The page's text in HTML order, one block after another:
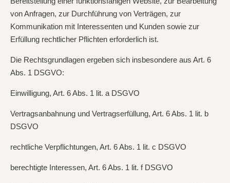
von Anfragen, zur Durchführung von Verträgen, zur
Kommunikation mit Interessenten und Kunden sowie zur
Erfüllung rechtlicher Pflichten erforderlich ist.
Die Rechtsgrundlagen ergeben sich insbesondere aus Art. 6
Abs. 1 DSGVO:
Einwilligung, Art. 6 Abs. 1 lit. a DSGVO
Vertragsanbahnung und Vertragserfüllung, Art. 6 Abs. 1 lit. b
DSGVO
rechtliche Verpflichtungen, Art. 6 Abs. 1 lit. c DSGVO
berechtigte Interessen, Art. 6 Abs. 1 lit. f DSGVO